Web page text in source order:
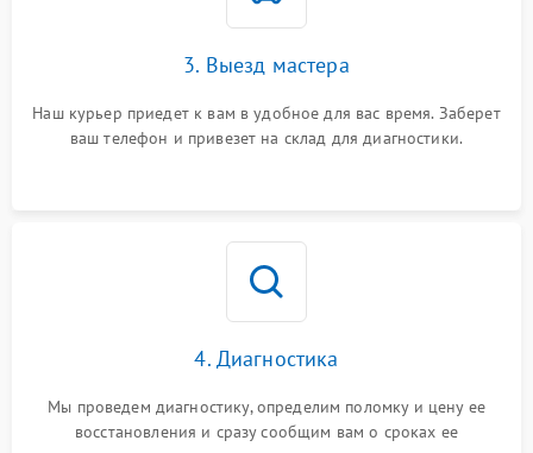
3. Выезд мастера
Наш курьер приедет к вам в удобное для вас время. Заберет
ваш телефон и привезет на склад для диагностики.
4. Диагностика
Мы проведем диагностику, определим поломку и цену ее
восстановления и сразу сообщим вам о сроках ее